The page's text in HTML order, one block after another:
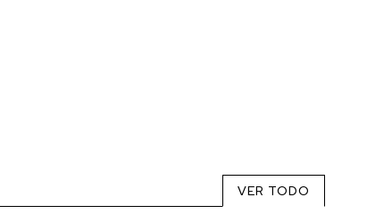
VER TODO